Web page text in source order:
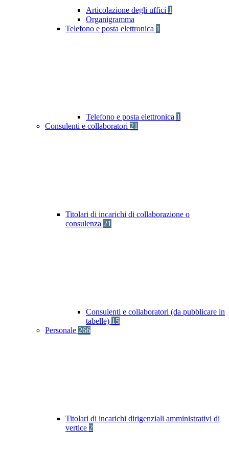
Articolazione degli uffici 1
Organigramma
Telefono e posta elettronica 1
Telefono e posta elettronica 1
Consulenti e collaboratori 21
Titolari di incarichi di collaborazione o
consulenza 21
Consulenti e collaboratori (da pubblicare in
tabelle) 15
Personale 266
Titolari di incarichi dirigenziali amministrativi di
vertice 2